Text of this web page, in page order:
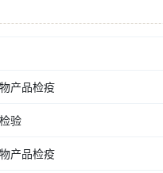
产品检疫
验
产品检疫